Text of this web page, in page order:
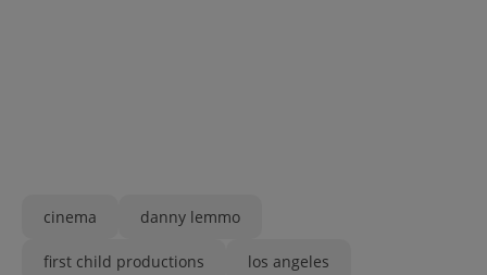
cinema danny lemmo
first child productions los angeles